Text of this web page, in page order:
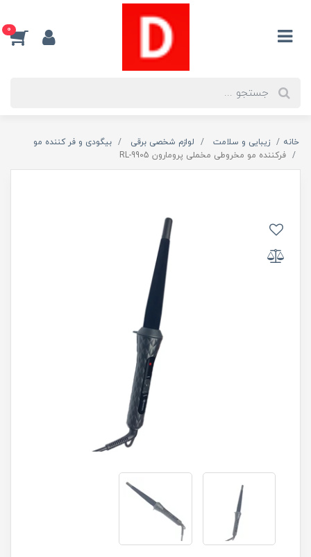
0
خانه زیبایی و سلامت لوازم شخصی برقی
بیگودی و فر کننده مو
فرکننده مو مخروطی مخملی پرومارون RL-9905